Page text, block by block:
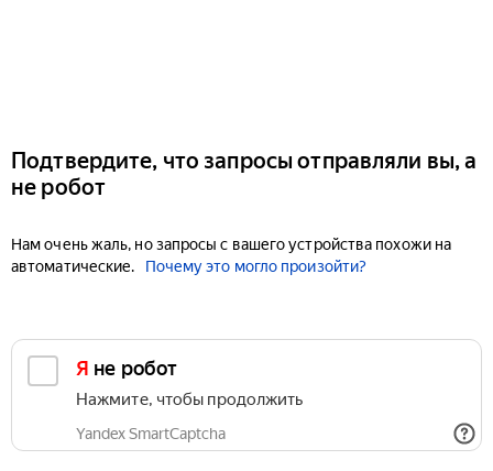
Подтвердите, что запросы отправляли вы, а
не робот
Нам очень жаль, но запросы с вашего устройства похожи на
автоматические.
Почему это могло произойти?
Я не робот
Нажмите, чтобы продолжить
Yandex SmartCaptcha